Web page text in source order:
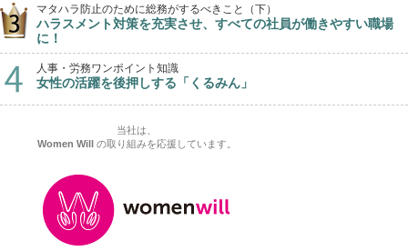
マタハラ防止のために総務がするべきこと（下）
ハラスメント対策を充実させ、すべての社員が働きやすい職場
に！
人事・労務ワンポイント知識
女性の活躍を後押しする「くるみん」
当社は、
Women Willの取り組みを応援しています。